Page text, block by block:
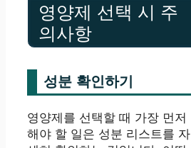
영양제 선택 시 주
의사항
성분 확인하기
영양제를 선택할 때 가장 먼저
해야 할 일은 성분 리스트를 자